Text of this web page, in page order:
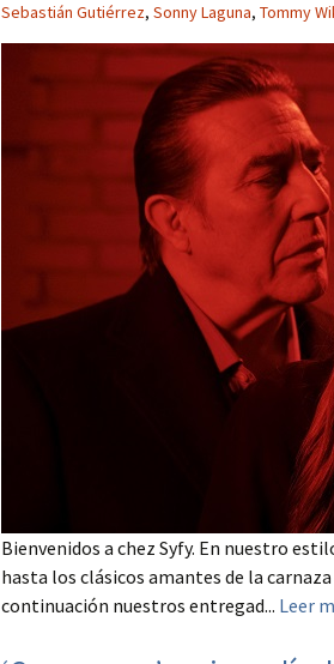
Sebastián Gutiérrez, Sonny Laguna, Tommy
Bienvenidos a chez Syfy. En nuestro
hasta los clásicos amantes de la
continuación nuestros entregad... Leer